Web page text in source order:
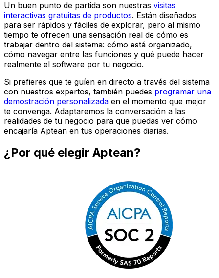
Un buen punto de partida son nuestras visitas
interactivas gratuitas de productos. Están diseñados
para ser rápidos y fáciles de explorar, pero al mismo
tiempo te ofrecen una sensación real de cómo es
trabajar dentro del sistema: cómo está organizado,
cómo navegar entre las funciones y qué puede hacer
realmente el software por tu negocio.
Si prefieres que te guíen en directo a través del sistema
con nuestros expertos, también puedes programar una
demostración personalizada en el momento que mejor
te convenga. Adaptaremos la conversación a las
realidades de tu negocio para que puedas ver cómo
encajaría Aptean en tus operaciones diarias.
¿Por qué elegir Aptean?